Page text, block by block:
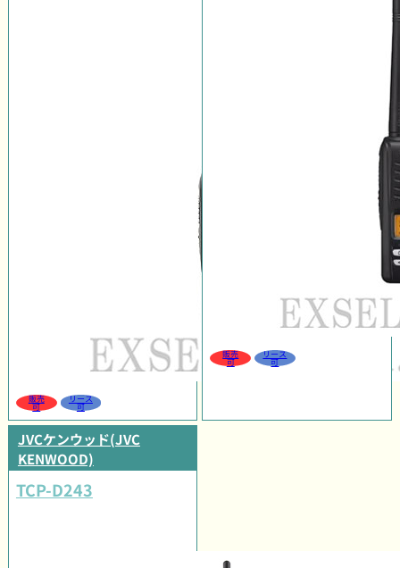
販売
可
リース
可
販売
可
リース
可
JVCケンウッド(JVC
KENWOOD)
TCP-D243